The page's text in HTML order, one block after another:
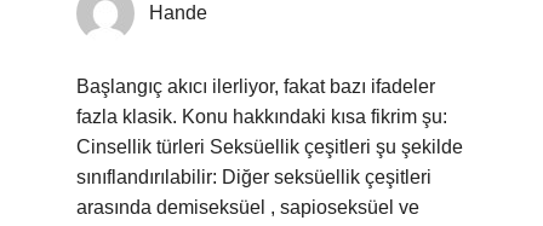
Hande
Başlangıç akıcı ilerliyor, fakat bazı ifadeler
fazla klasik. Konu hakkındaki kısa fikrim şu:
Cinsellik türleri Seksüellik çeşitleri şu şekilde
sınıflandırılabilir: Diğer seksüellik çeşitleri
arasında demiseksüel , sapioseksüel ve